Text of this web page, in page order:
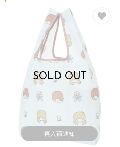
SOLD OUT
再入荷通知